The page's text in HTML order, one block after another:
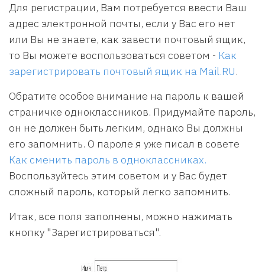
Для регистрации, Вам потребуется ввести Ваш
адрес электронной почты, если у Вас его нет
или Вы не знаете, как завести почтовый ящик,
то Вы можете воспользоваться советом - Как
зарегистрировать почтовый ящик на Mail.RU.
Обратите особое внимание на пароль к вашей
страничке одноклассников. Придумайте пароль,
он не должен быть легким, однако Вы должны
его запомнить. О пароле я уже писал в совете
Как сменить пароль в одноклассниках.
Воспользуйтесь этим советом и у Вас будет
сложный пароль, который легко запомнить.
Итак, все поля заполнены, можно нажимать
кнопку "Зарегистрироваться".